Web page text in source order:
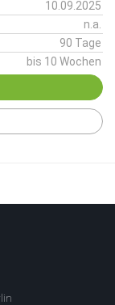
10.09.2025
n.a.
90 Tage
bis 10 Wochen